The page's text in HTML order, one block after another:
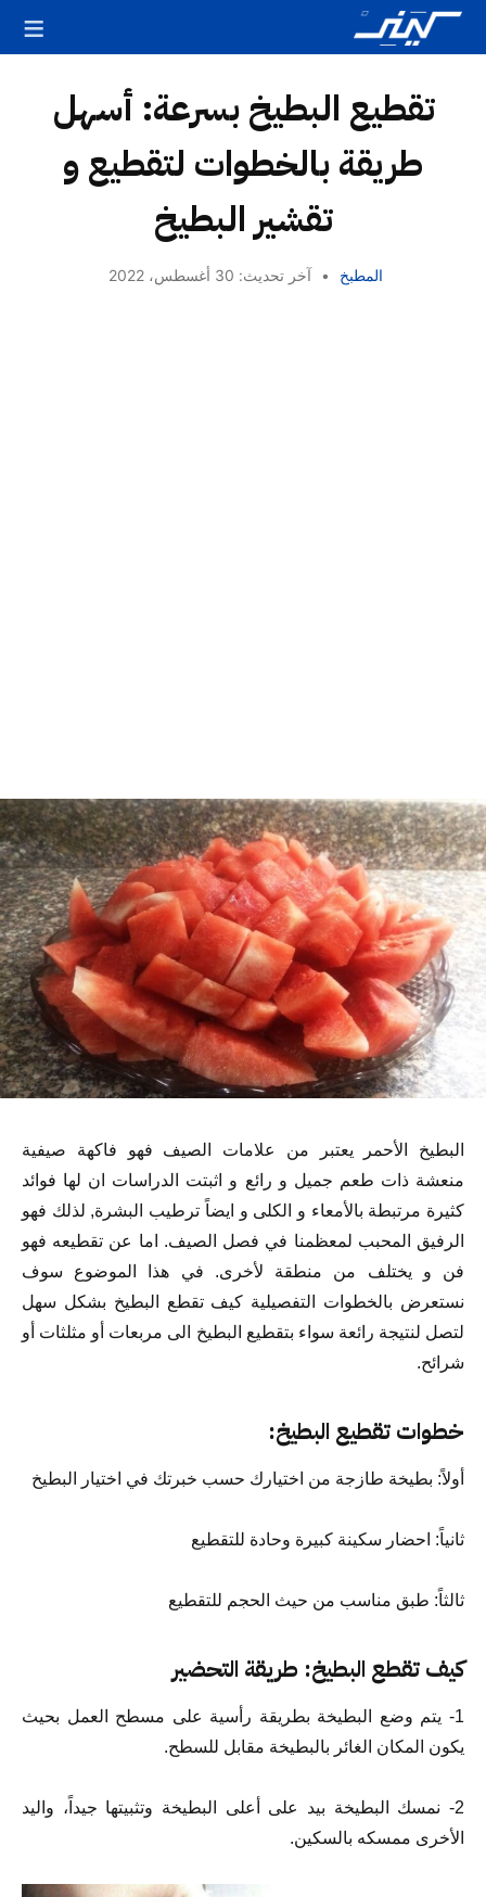
تقطيع البطيخ بسرعة: أسهل
طريقة بالخطوات لتقطيع و
تقشير البطيخ
المطبخ • آخر تحديث: 30 أغسطس، 2022
البطيخ الأحمر يعتبر من علامات الصيف فهو فاكهة صيفية
منعشة ذات طعم جميل و رائع و اثبتت الدراسات ان لها فوائد
كثيرة مرتبطة بالأمعاء و الكلى و ايضاً ترطيب البشرة, لذلك فهو
الرفيق المحبب لمعظمنا في فصل الصيف. اما عن تقطيعه فهو
فن و يختلف من منطقة لأخرى. في هذا الموضوع سوف
نستعرض بالخطوات التفصيلية كيف تقطع البطيخ بشكل سهل
لتصل لنتيجة رائعة سواء بتقطيع البطيخ الى مربعات أو مثلثات أو
شرائح.
خطوات تقطيع البطيخ:
أولاً: بطيخة طازجة من اختيارك حسب خبرتك في اختيار البطيخ
ثانياً: احضار سكينة كبيرة وحادة للتقطيع
ثالثاً: طبق مناسب من حيث الحجم للتقطيع
كيف تقطع البطيخ: طريقة التحضير
1- يتم وضع البطيخة بطريقة رأسية على مسطح العمل بحيث
يكون المكان الغائر بالبطيخة مقابل للسطح.
2- نمسك البطيخة بيد على أعلى البطيخة وتثبيتها جيداً، واليد
الأخرى ممسكه بالسكين.